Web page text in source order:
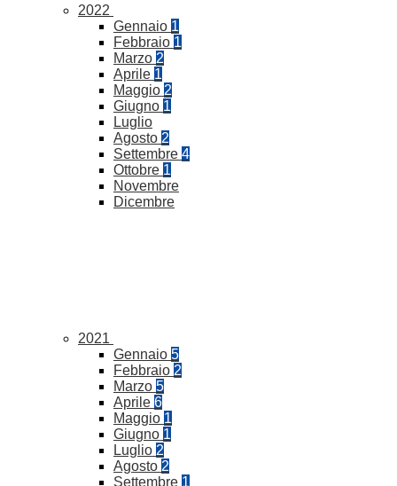
2022
Gennaio 1
Febbraio 1
Marzo 2
Aprile 1
Maggio 2
Giugno 1
Luglio
Agosto 2
Settembre 4
Ottobre 1
Novembre
Dicembre
2021
Gennaio 5
Febbraio 2
Marzo 5
Aprile 6
Maggio 1
Giugno 1
Luglio 2
Agosto 2
Settembre 1